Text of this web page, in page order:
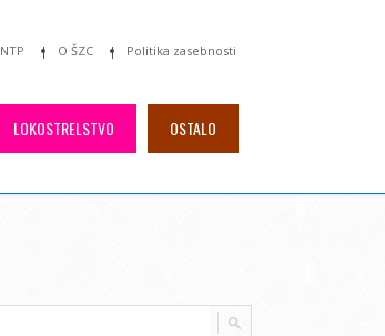
NTP O ŠZC Politika zasebnosti
LOKOSTRELSTVO OSTALO